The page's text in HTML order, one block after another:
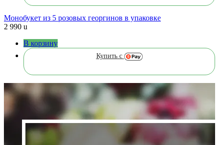
Монобукет из 5 розовых георгинов в упаковке
2 990 u
В корзину
Купить с